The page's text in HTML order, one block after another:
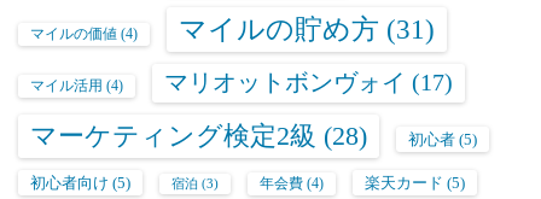
マイルの価値 (4) マイルの貯め方 (31)
マイル活用 (4) マリオットボンヴォイ (17)
マーケティング検定2級 (28) 初心者 (5)
初心者向け (5) 宿泊 (3) 年会費 (4) 楽天カード (5)